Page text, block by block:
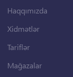
Haqqımızda
Xidmətlər
Tariflər
Mağazalar